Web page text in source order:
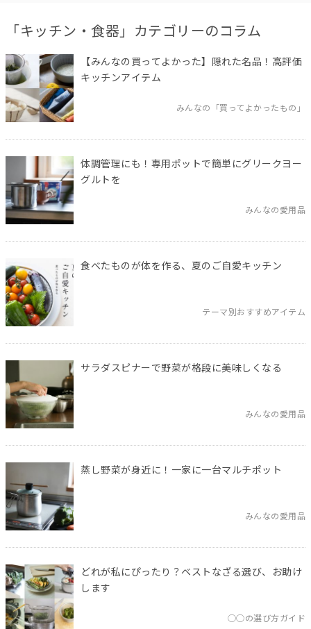
「キッチン・食器」カテゴリーのコラム
【みんなの買ってよかった】隠れた名品！高評価
キッチンアイテム
みんなの「買ってよかったもの」
体調管理にも！専用ポットで簡単にグリークヨー
グルトを
みんなの愛用品
食べたものが体を作る、夏のご自愛キッチン
テーマ別おすすめアイテム
サラダスピナーで野菜が格段に美味しくなる
みんなの愛用品
蒸し野菜が身近に！一家に一台マルチポット
みんなの愛用品
どれが私にぴったり？ベストなざる選び、お助け
します
◯◯の選び方ガイド